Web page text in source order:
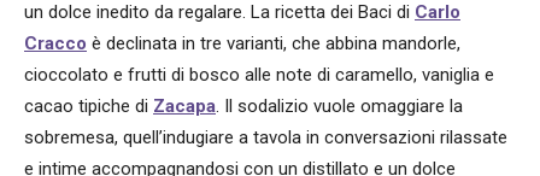
un dolce inedito da regalare. La ricetta dei Baci di Carlo
Cracco è declinata in tre varianti, che abbina mandorle,
cioccolato e frutti di bosco alle note di caramello, vaniglia e
cacao tipiche di Zacapa. Il sodalizio vuole omaggiare la
sobremesa, quell’indugiare a tavola in conversazioni rilassate
e intime accompagnandosi con un distillato e un dolce